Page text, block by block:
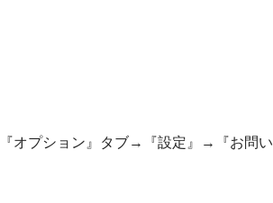
オプション』タブ→『設定』→『お問い